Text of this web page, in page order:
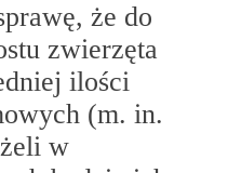
że do
zwierzęta
ilości
(m. in.
w